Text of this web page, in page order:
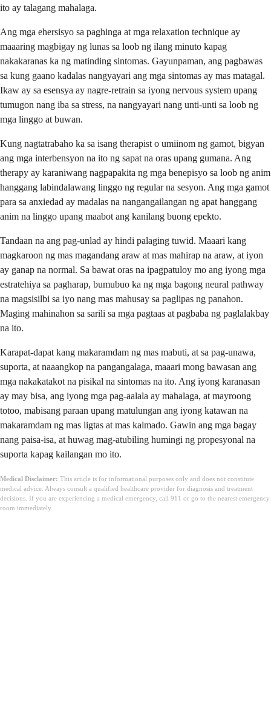
ito ay talagang mahalaga.
Ang mga ehersisyo sa paghinga at mga relaxation technique ay
maaaring magbigay ng lunas sa loob ng ilang minuto kapag
nakakaranas ka ng matinding sintomas. Gayunpaman, ang pagbawas
sa kung gaano kadalas nangyayari ang mga sintomas ay mas matagal.
Ikaw ay sa esensya ay nagre-retrain sa iyong nervous system upang
tumugon nang iba sa stress, na nangyayari nang unti-unti sa loob ng
mga linggo at buwan.
Kung nagtatrabaho ka sa isang therapist o umiinom ng gamot, bigyan
ang mga interbensyon na ito ng sapat na oras upang gumana. Ang
therapy ay karaniwang nagpapakita ng mga benepisyo sa loob ng anim
hanggang labindalawang linggo ng regular na sesyon. Ang mga gamot
para sa anxiedad ay madalas na nangangailangan ng apat hanggang
anim na linggo upang maabot ang kanilang buong epekto.
Tandaan na ang pag-unlad ay hindi palaging tuwid. Maaari kang
magkaroon ng mas magandang araw at mas mahirap na araw, at iyon
ay ganap na normal. Sa bawat oras na ipagpatuloy mo ang iyong mga
estratehiya sa pagharap, bumubuo ka ng mga bagong neural pathway
na magsisilbi sa iyo nang mas mahusay sa paglipas ng panahon.
Maging mahinahon sa sarili sa mga pagtaas at pagbaba ng paglalakbay
na ito.
Karapat-dapat kang makaramdam ng mas mabuti, at sa pag-unawa,
suporta, at naaangkop na pangangalaga, maaari mong bawasan ang
mga nakakatakot na pisikal na sintomas na ito. Ang iyong karanasan
ay may bisa, ang iyong mga pag-aalala ay mahalaga, at mayroong
totoo, mabisang paraan upang matulungan ang iyong katawan na
makaramdam ng mas ligtas at mas kalmado. Gawin ang mga bagay
nang paisa-isa, at huwag mag-atubiling humingi ng propesyonal na
suporta kapag kailangan mo ito.
Medical Disclaimer: This article is for informational purposes only and does not constitute
medical advice. Always consult a qualified healthcare provider for diagnosis and treatment
decisions. If you are experiencing a medical emergency, call 911 or go to the nearest emergency
room immediately.